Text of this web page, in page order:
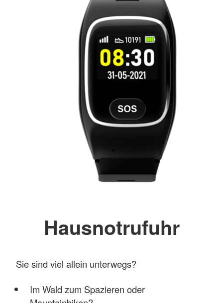
Hausnotrufuhr
Sie sind viel allein unterwegs?
Im Wald zum Spazieren oder